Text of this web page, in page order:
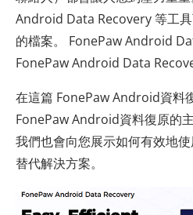
Android Data Recovery 等工
的檔案。 FonePaw Android
FonePaw Android Data
在這篇 FonePaw Android資料
FonePaw Android資料復原的
我們也會向您展示如何有效地
替代解決方案。